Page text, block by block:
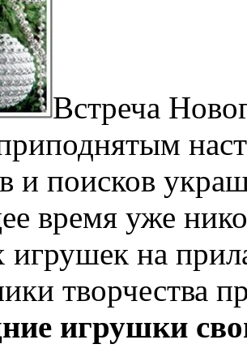
Встреча
и поисков
время уже
игрушек на
творчества
игрушки